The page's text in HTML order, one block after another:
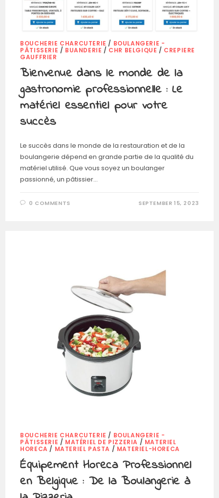
BOUCHERIE CHARCUTERIE / BOULANGERIE -
PÂTISSERIE / BUANDERIE / CHR BELGIQUE / CREPIERE
GAUFFRIER
Bienvenue dans le monde de la
gastronomie professionnelle : Le
matériel essentiel pour votre
succès
Le succès dans le monde de la restauration et de la
boulangerie dépend en grande partie de la qualité du
matériel utilisé. Que vous soyez un boulanger
passionné, un pâtissier…
0 COMMENTS SEPTEMBER 15, 2023
BOUCHERIE CHARCUTERIE / BOULANGERIE -
PÂTISSERIE / MATÉRIEL DE PIZZERIA / MATERIEL
HORECA / MATERIEL PASTA / MATERIEL-HORECA
Équipement Horeca Professionnel
en Belgique : De la Boulangerie à